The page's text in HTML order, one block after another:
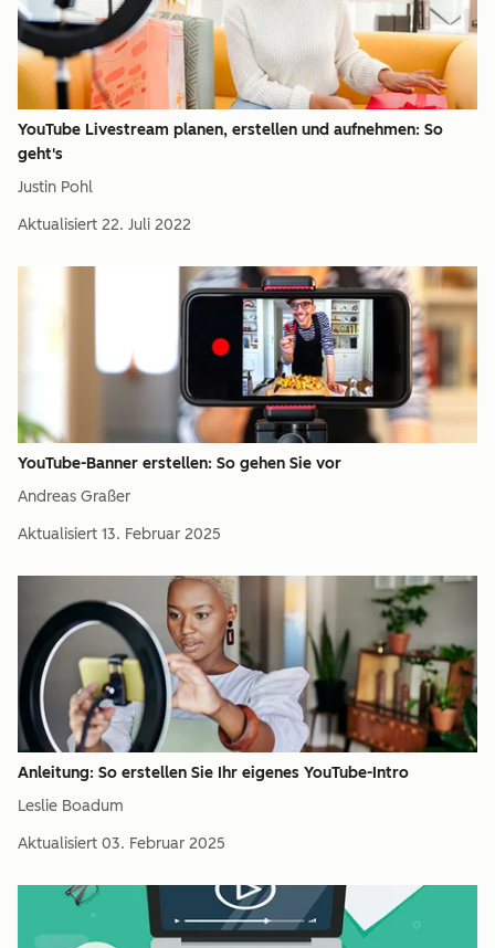
YouTube Livestream planen, erstellen und aufnehmen: So
geht's
Justin Pohl
Aktualisiert 22. Juli 2022
YouTube-Banner erstellen: So gehen Sie vor
Andreas Graßer
Aktualisiert 13. Februar 2025
Anleitung: So erstellen Sie Ihr eigenes YouTube-Intro
Leslie Boadum
Aktualisiert 03. Februar 2025